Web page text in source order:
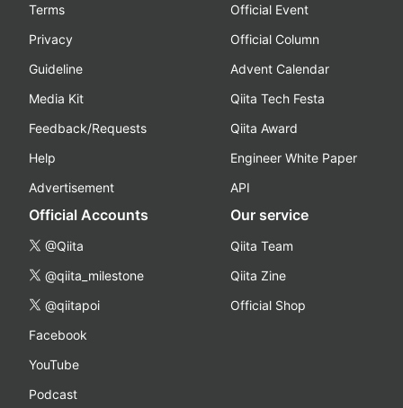
Terms
Privacy
Guideline
Media Kit
Feedback/Requests
Help
Advertisement
Official Event
Official Column
Advent Calendar
Qiita Tech Festa
Qiita Award
Engineer White Paper
API
Official Accounts
@Qiita
@qiita_milestone
@qiitapoi
Facebook
YouTube
Podcast
Our service
Qiita Team
Qiita Zine
Official Shop